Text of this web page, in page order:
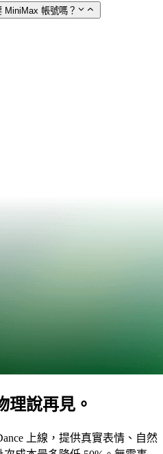
MiniMax 帳號嗎？
理說再見。
上線，提供真實表情、自然